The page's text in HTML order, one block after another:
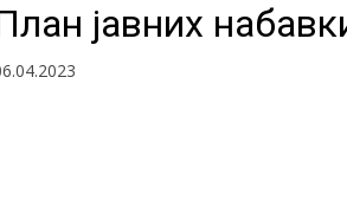
јавних